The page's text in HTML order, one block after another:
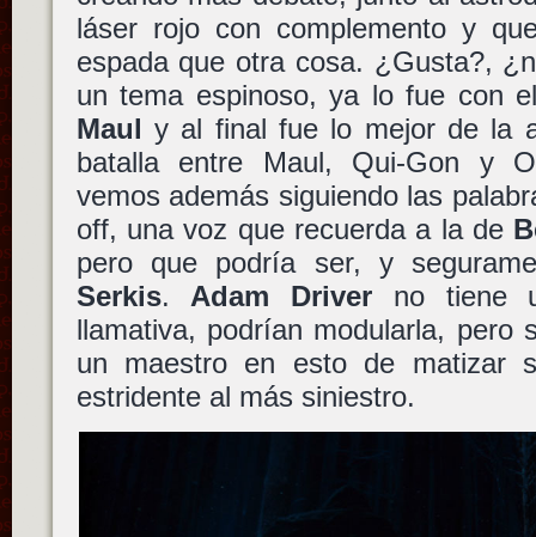
láser rojo con complemento y
espada que otra cosa. ¿Gusta?,
un tema espinoso, ya lo fue con
Maul y al final fue lo mejor de la
batalla entre Maul, Qui-Gon y
vemos además siguiendo las
off, una voz que recuerda a la de
pero que podría ser, y
Serkis. Adam Driver no tiene
llamativa, podrían modularla, pero
un maestro en esto de matizar
estridente al más siniestro.